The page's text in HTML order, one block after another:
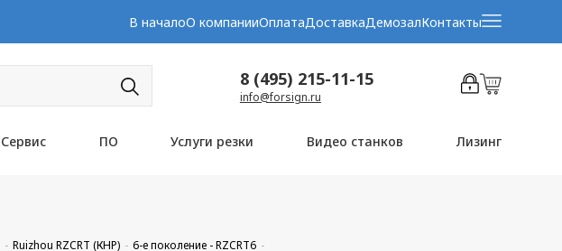
В началоО компанииОплатаДоставкаДемозалКонтакты
8 (495) 215-11-15
info@forsign.ru
Сервис ПО Услуги резки Видео станков Лизинг
Ruizhou RZCRT (КНР)
6-е поколение - RZCRT6